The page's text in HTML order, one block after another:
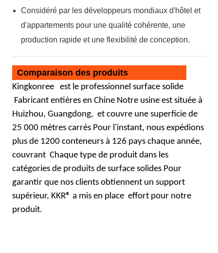
Considéré par les développeurs mondiaux d'hôtel et
d'appartements pour une qualité cohérente, une
production rapide et une flexibilité de conception.
Comparaison des produits
Kingkonree est le professionnel surface solide
Fabricant entières en Chine Notre usine est située à
Huizhou, Guangdong, et couvre une superficie de
25 000 mètres carrés Pour l'instant, nous expédions
plus de 1200 conteneurs à 126 pays chaque année,
couvrant Chaque type de produit dans les
catégories de produits de surface solides Pour
garantir que nos clients obtiennent un support
supérieur, KKR® a mis en place effort pour notre
produit.